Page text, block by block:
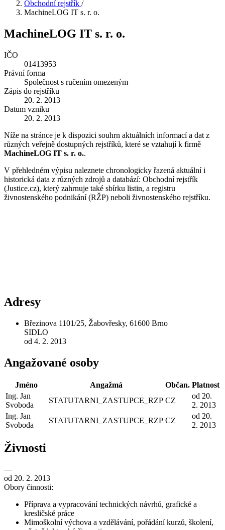
Obchodní rejstřík /
MachineLOG IT s. r. o.
MachineLOG IT s. r. o.
IČO
01413953
Právní forma
Společnost s ručením omezeným
Zápis do rejstříku
20. 2. 2013
Datum vzniku
20. 2. 2013
Níže na stránce je k dispozici souhrn aktuálních informací a dat z
různých veřejně dostupných rejstříků, které se vztahují k firmě
MachineLOG IT s. r. o..
V přehledném výpisu naleznete chronologicky řazená aktuální i
historická data z různých zdrojů a databází: Obchodní rejstřík
(Justice.cz), který zahrnuje také sbírku listin, a registru
živnostenského podnikání (RŽP) neboli živnostenského rejstříku.
Adresy
Březinova 1101/25, Žabovřesky, 61600 Brno
SIDLO
od 4. 2. 2013
Angažované osoby
Jméno Angažmá Občan. Platnost
Ing. Jan
Svoboda
STATUTARNI_ZASTUPCE_RZP CZ
od 20.
2. 2013
Ing. Jan
Svoboda
STATUTARNI_ZASTUPCE_RZP CZ
od 20.
2. 2013
Živnosti
—
od 20. 2. 2013
Obory činnosti:
Příprava a vypracování technických návrhů, grafické a
kresličské práce
Mimoškolní výchova a vzdělávání, pořádání kurzů, školení,